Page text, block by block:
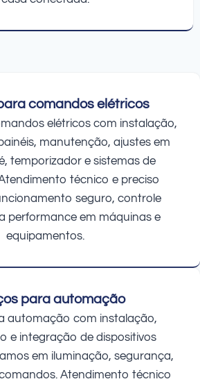
comandos elétricos
elétricos com instalação,
manutenção, ajustes em
temporizador e sistemas de
técnico e preciso
seguro, controle
performance em máquinas e
equipamentos.
para automação
automação com instalação,
e integração de dispositivos
em iluminação, segurança,
Atendimento técnico